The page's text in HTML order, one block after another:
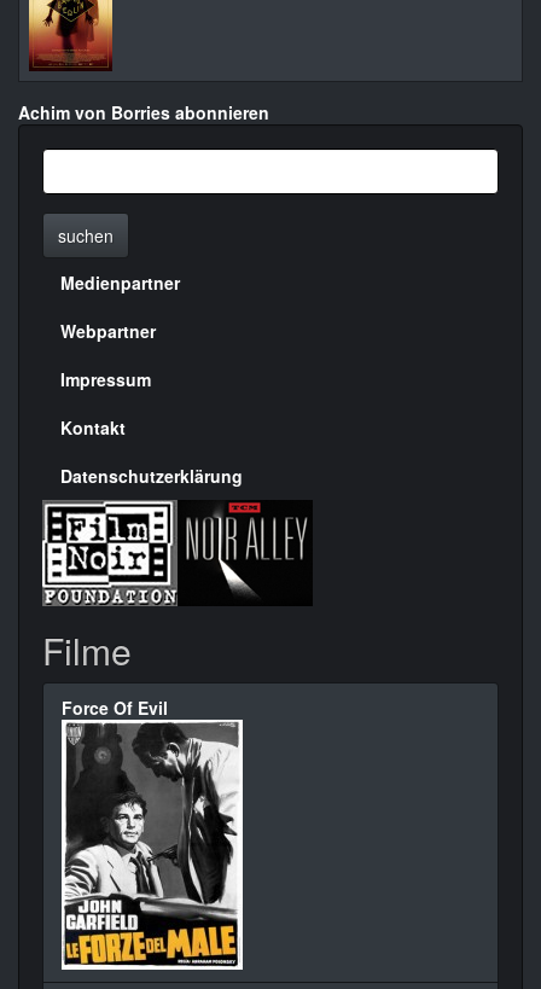
Achim von Borries abonnieren
suchen
Menülinks
rechte
Seite
Medienpartner
Webpartner
Impressum
Kontakt
Datenschutzerklärung
Filme
Force Of Evil